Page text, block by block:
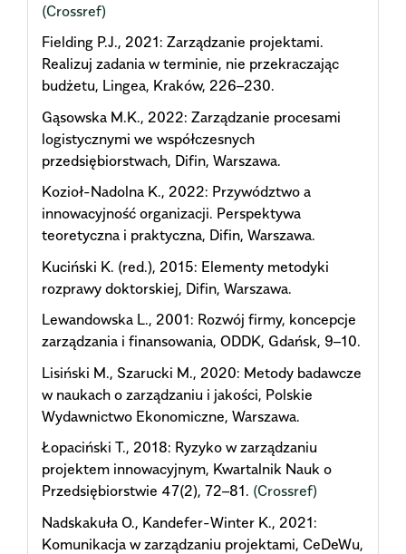
(Crossref)
Fielding P.J., 2021: Zarządzanie projektami.
Realizuj zadania w terminie, nie przekraczając
budżetu, Lingea, Kraków, 226–230.
Gąsowska M.K., 2022: Zarządzanie procesami
logistycznymi we współczesnych
przedsiębiorstwach, Difin, Warszawa.
Kozioł-Nadolna K., 2022: Przywództwo a
innowacyjność organizacji. Perspektywa
teoretyczna i praktyczna, Difin, Warszawa.
Kuciński K. (red.), 2015: Elementy metodyki
rozprawy doktorskiej, Difin, Warszawa.
Lewandowska L., 2001: Rozwój firmy, koncepcje
zarządzania i finansowania, ODDK, Gdańsk, 9–10.
Lisiński M., Szarucki M., 2020: Metody badawcze
w naukach o zarządzaniu i jakości, Polskie
Wydawnictwo Ekonomiczne, Warszawa.
Łopaciński T., 2018: Ryzyko w zarządzaniu
projektem innowacyjnym, Kwartalnik Nauk o
Przedsiębiorstwie 47(2), 72–81. (Crossref)
Nadskakuła O., Kandefer-Winter K., 2021:
Komunikacja w zarządzaniu projektami, CeDeWu,